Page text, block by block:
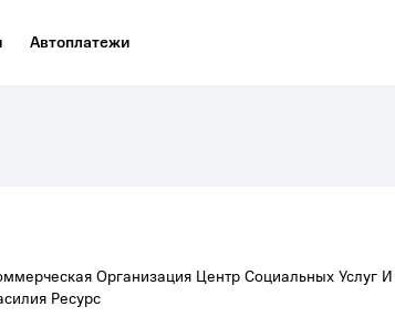
Автоплатежи
Организация Центр Социальных Услуг И
Ресурс